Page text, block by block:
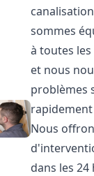
sommes
à toutes
et nous
problèmes
Nous
dans les